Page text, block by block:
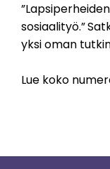
sosiaalityö.”
yksi oman
Lue koko